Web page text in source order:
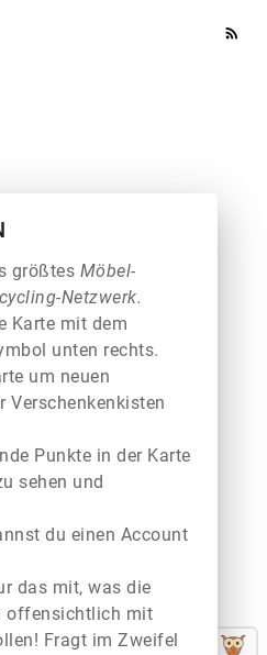
rss_feed
größtes Möbel-
Netzwerk.
Karte mit dem
unten rechts.
um neuen
Verschenkenkisten
Punkte in der Karte
sehen und
du einen Account
das mit, was die
offensichtlich mit
Fragt im Zweifel